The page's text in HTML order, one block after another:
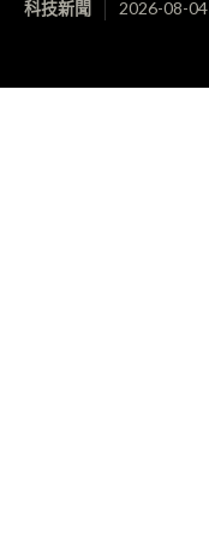
科技新聞 2026-08-04